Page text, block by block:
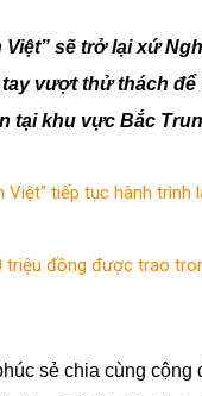
sẽ trở lại xứ
vượt thử thách
tại khu vực Bắc
Việt" tiếp tục hành trình
triệu đồng được trao
sẻ chia cùng cộng